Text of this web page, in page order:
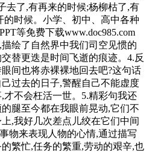
去了,有再来的时候;杨柳枯了,有
时候。小学、初中、高中各种
等免费下载www.doc985.com
绘了自然界中我们司空见惯的
替更迭是时间飞逝的痕迹。4.反
间也将赤裸裸地回去吧?这句话
过去的日子,警醒自己不能虚度
不会枉活一世。5.精彩句我还
腿至今都在我眼前晃动,它们不
,我好几次差点儿绞在它们中间
物来表现人物的心情,通过描写
繁忙,任务的繁重,劳动的艰辛,也